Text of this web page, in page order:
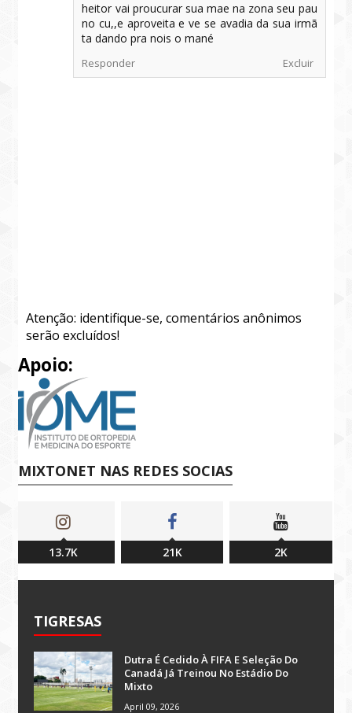
heitor vai proucurar sua mae na zona seu pau
no cu,,e aproveita e ve se avadia da sua irmã
ta dando pra nois o mané
Responder Excluir
Atenção: identifique-se, comentários anônimos
serão excluídos!
Apoio:
MIXTONET NAS REDES SOCIAS
13.7K 21K 2K
TIGRESAS
Dutra É Cedido À FIFA E Seleção Do
Canadá Já Treinou No Estádio Do
Mixto
April 09, 2026